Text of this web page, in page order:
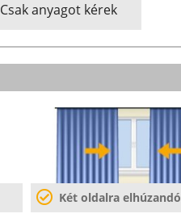
Csak anyagot kérek
Két oldalra elhúzandó